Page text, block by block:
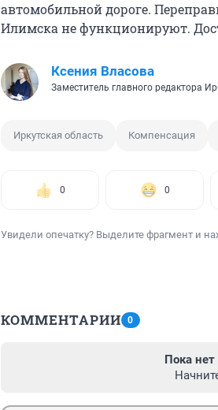
автомобильной дороге.
Илимска не функционируют.
Ксения Власова
Заместитель главного редактора
Иркутская область Компенсация
0 0
Увидели опечатку? Выделите фрагмент и
КОММЕНТАРИИ 0
Пока